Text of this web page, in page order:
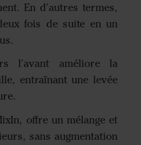
En d'autres termes,
fois de suite en un
l'avant améliore la
entraînant une levée
offre un mélange et
sans augmentation